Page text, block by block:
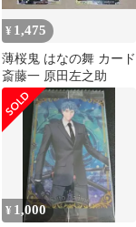
¥ 1,475
薄桜鬼 はなの舞 カード
斎藤一 原田左之助
¥ 1,000